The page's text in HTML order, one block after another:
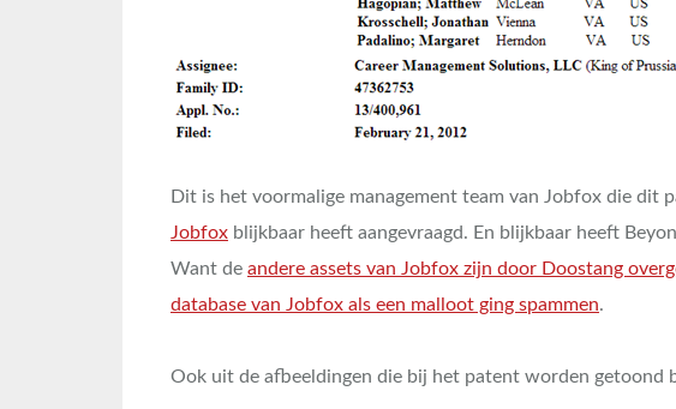
Dit is het voormalige management team van Jobfox die dit
Jobfox blijkbaar heeft aangevraagd. En blijkbaar heeft
Want de andere assets van Jobfox zijn door Doostang
database van Jobfox als een malloot ging spammen.
Ook uit de afbeeldingen die bij het patent worden getoond